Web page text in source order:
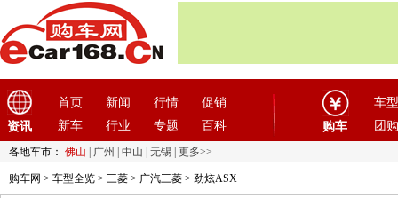
资讯
首页 新闻 行情
促销
新车
行业 专题 百科 购车
车型
团购
各地车市： 佛山 广州 中山 无锡 更多>>
购车网 > 车型全览 > 三菱 > 广汽三菱 > 劲炫ASX